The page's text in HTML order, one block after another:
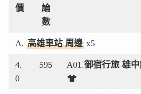
價
論
數
A.高雄車站 周邊 x5
4.
0
595 A01.御宿行旅 雄